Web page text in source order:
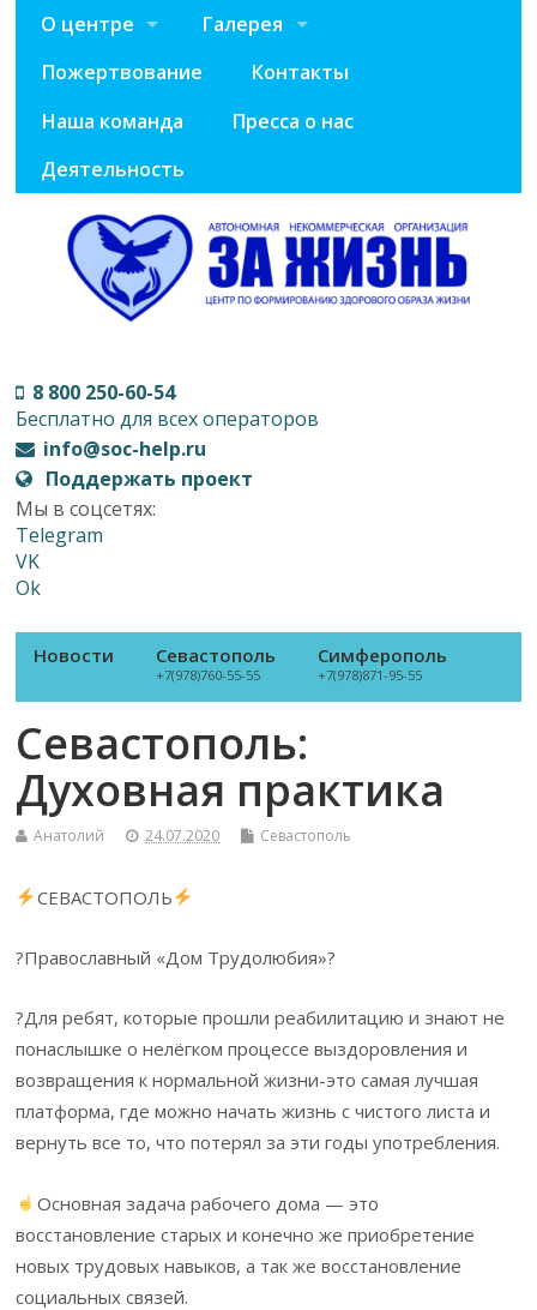
О центре
Галерея
Пожертвование
Контакты
Наша команда
Пресса о нас
Деятельность
8 800 250-60-54
Бесплатно для всех операторов
info@soc-help.ru
Поддержать проект
Мы в соцсетях:
Telegram
VK
Ok
Новости Севастополь
+7(978)760-55-55
Симферополь
+7(978)871-95-55
Севастополь:
Духовная практика
Анатолий 24.07.2020 Севастополь
СЕВАСТОПОЛЬ
?Православный «Дом Трудолюбия»?
?Для ребят, которые прошли реабилитацию и знают не
понаслышке о нелёгком процессе выздоровления и
возвращения к нормальной жизни-это самая лучшая
платформа, где можно начать жизнь с чистого листа и
вернуть все то, что потерял за эти годы употребления.
Основная задача рабочего дома — это
восстановление старых и конечно же приобретение
новых трудовых навыков, а так же восстановление
социальных связей.